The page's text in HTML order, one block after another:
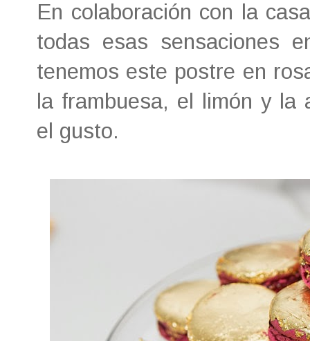
En colaboración con la
todas esas sensaciones
tenemos este postre en
la frambuesa, el limón y la
el gusto.